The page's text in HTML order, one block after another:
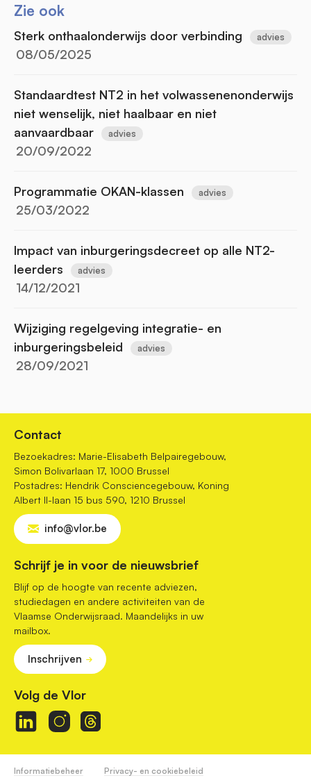
Zie ook
Sterk onthaalonderwijs door verbinding advies
08/05/2025
Standaardtest NT2 in het volwassenenonderwijs
niet wenselijk, niet haalbaar en niet
aanvaardbaar
advies
20/09/2022
Programmatie OKAN-klassen advies
25/03/2022
Impact van inburgeringsdecreet op alle NT2-
leerders
advies
14/12/2021
Wijziging regelgeving integratie- en
inburgeringsbeleid
advies
28/09/2021
Contact
Bezoekadres: Marie-Elisabeth Belpairegebouw,
Simon Bolivarlaan 17, 1000 Brussel
Postadres: Hendrik Consciencegebouw, Koning
Albert II-laan 15 bus 590, 1210 Brussel
info@vlor.be
Schrijf je in voor de nieuwsbrief
Blijf op de hoogte van recente adviezen,
studiedagen en andere activiteiten van de
Vlaamse Onderwijsraad. Maandelijks in uw
mailbox.
Inschrijven
Volg de Vlor
Informatiebeheer Privacy- en cookiebeleid